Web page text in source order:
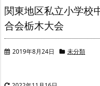
関東地区私立小学校
合会栃木大会
2019年8月24日 未分類